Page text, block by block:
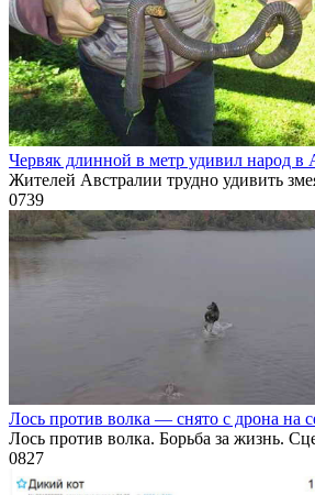
Червяк длинной в метр удивил народ в
Жителей Австралии трудно удивить
0739
Лось против волка — снято с дрона на
Лось против волка. Борьба за жизнь.
0827